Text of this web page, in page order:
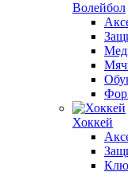
Волейбол
Хоккей